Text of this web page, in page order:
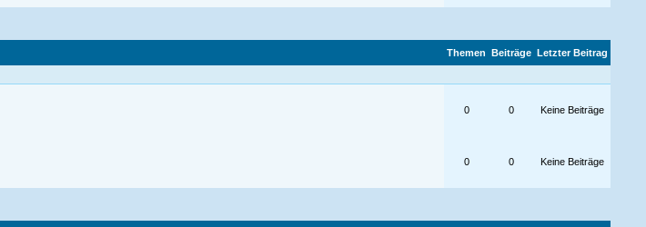
Themen Beiträge Letzter Beitrag
0 0 Keine Beiträge
0 0 Keine Beiträge